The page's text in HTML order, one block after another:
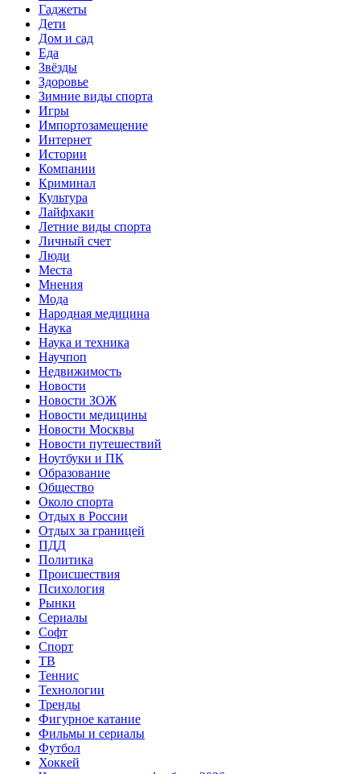
Гаджеты
Дети
Дом и сад
Еда
Звёзды
Здоровье
Зимние виды спорта
Игры
Импортозамещение
Интернет
Истории
Компании
Криминал
Культура
Лайфхаки
Летние виды спорта
Личный счет
Люди
Места
Мнения
Мода
Народная медицина
Наука
Наука и техника
Научпоп
Недвижимость
Новости
Новости ЗОЖ
Новости медицины
Новости Москвы
Новости путешествий
Ноутбуки и ПК
Образование
Общество
Около спорта
Отдых в России
Отдых за границей
ПДД
Политика
Происшествия
Психология
Рынки
Сериалы
Софт
Спорт
ТВ
Теннис
Технологии
Тренды
Фигурное катание
Фильмы и сериалы
Футбол
Хоккей